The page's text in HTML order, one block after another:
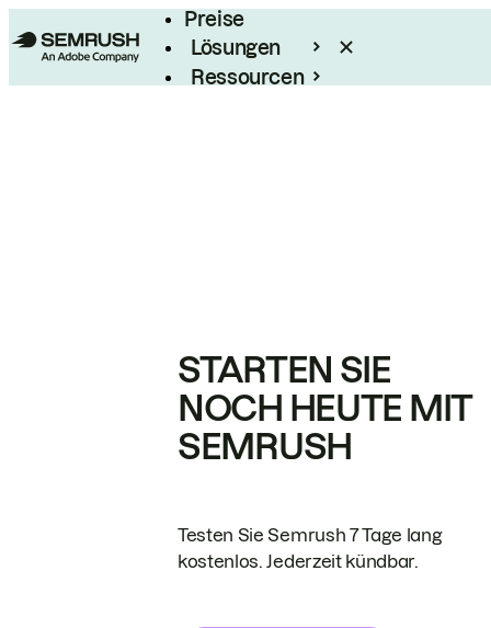
Preise
Lösungen
Ressourcen
STARTEN SIE
NOCH HEUTE MIT
SEMRUSH
Testen Sie Semrush 7 Tage lang
kostenlos. Jederzeit kündbar.